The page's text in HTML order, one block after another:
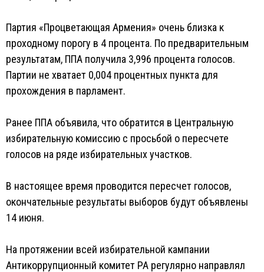
Партия «Процветающая Армения» очень близка к
проходному порогу в 4 процента. По предварительным
результатам, ППА получила 3,996 процента голосов.
Партии не хватает 0,004 процентных пункта для
прохождения в парламент.
Ранее ППА объявила, что обратится в Центральную
избирательную комиссию с просьбой о пересчете
голосов на ряде избирательных участков.
В настоящее время проводится пересчет голосов,
окончательные результаты выборов будут объявлены
14 июня.
На протяжении всей избирательной кампании
Антикоррупционный комитет РА регулярно направлял